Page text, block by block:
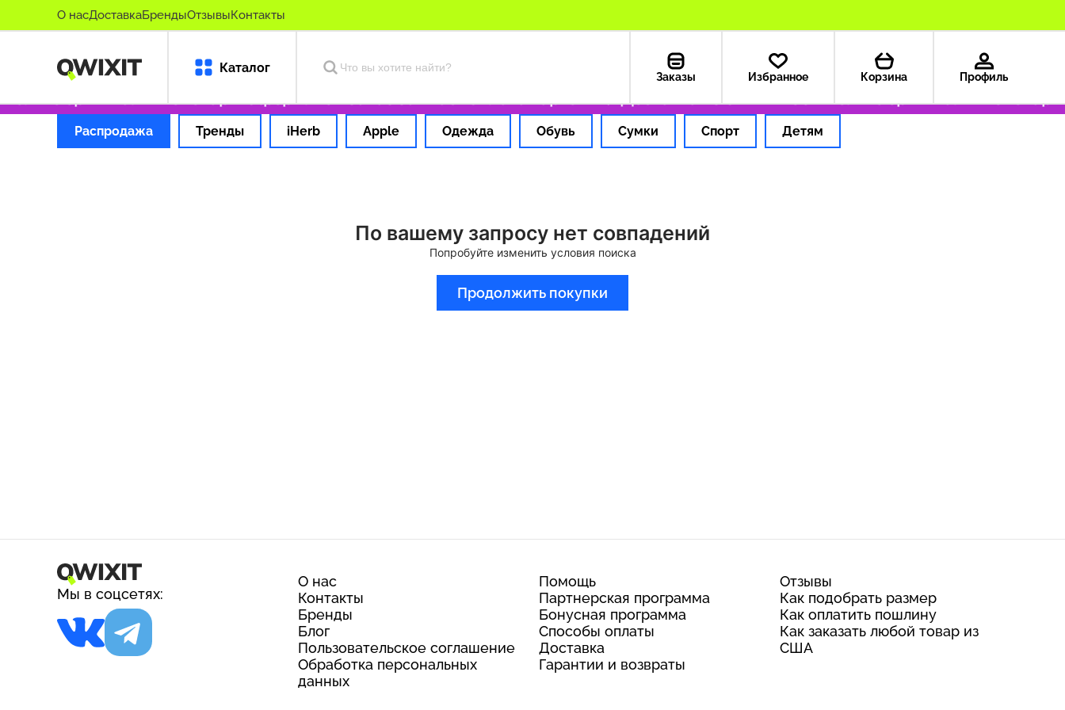
О насДоставкаБрендыОтзывыКонтакты
Каталог
Заказы Избранное Корзина Профиль
Только оригинальные товары Оформляем заказ за 1 час Оплата картой РФ Доставка из США — 199 ₽ Только оригинальные товары
Распродажа Тренды iHerb Apple Одежда Обувь Сумки Спорт Детям
По вашему запросу нет совпадений
Попробуйте изменить условия поиска
Продолжить покупки
Мы в соцсетях:
О нас
Контакты
Бренды
Блог
Пользовательское соглашение
Обработка персональных
данных
Помощь
Партнерская программа
Бонусная программа
Способы оплаты
Доставка
Гарантии и возвраты
Отзывы
Как подобрать размер
Как оплатить пошлину
Как заказать любой товар из
США